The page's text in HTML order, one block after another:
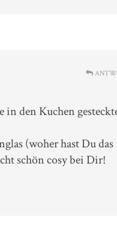
in den Kuchen
(woher hast Du das
schön cosy bei Dir!